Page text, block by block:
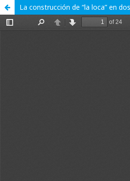
La construcción de “la loca” en